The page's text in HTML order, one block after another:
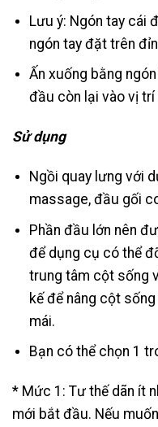
Lưu ý: Ngón tay cái
ngón tay đặt trên
Ấn xuống bằng
đầu còn lại vào vị
Sử dụng
Ngồi quay lưng với
massage, đầu gối
Phần đầu lớn nên
để dụng cụ có thể
trung tâm cột sống
kế để nâng cột
mái.
Bạn có thể chọn 1
* Mức 1: Tư thế dãn ít
mới bắt đầu. Nếu